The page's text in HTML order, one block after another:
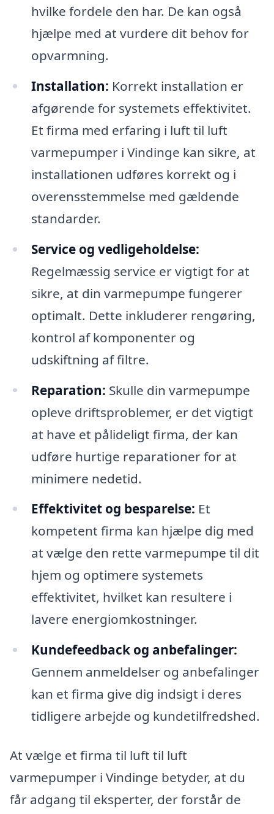
hvilke fordele den har. De kan også
hjælpe med at vurdere dit behov for
opvarmning.
Installation: Korrekt installation er
afgørende for systemets effektivitet.
Et firma med erfaring i luft til luft
varmepumper i Vindinge kan sikre, at
installationen udføres korrekt og i
overensstemmelse med gældende
standarder.
Service og vedligeholdelse:
Regelmæssig service er vigtigt for at
sikre, at din varmepumpe fungerer
optimalt. Dette inkluderer rengøring,
kontrol af komponenter og
udskiftning af filtre.
Reparation: Skulle din varmepumpe
opleve driftsproblemer, er det vigtigt
at have et pålideligt firma, der kan
udføre hurtige reparationer for at
minimere nedetid.
Effektivitet og besparelse: Et
kompetent firma kan hjælpe dig med
at vælge den rette varmepumpe til dit
hjem og optimere systemets
effektivitet, hvilket kan resultere i
lavere energiomkostninger.
Kundefeedback og anbefalinger:
Gennem anmeldelser og anbefalinger
kan et firma give dig indsigt i deres
tidligere arbejde og kundetilfredshed.
At vælge et firma til luft til luft
varmepumper i Vindinge betyder, at du
får adgang til eksperter, der forstår de